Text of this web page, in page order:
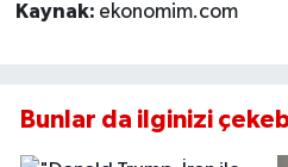
Kaynak: ekonomim.com
Bunlar da ilginizi